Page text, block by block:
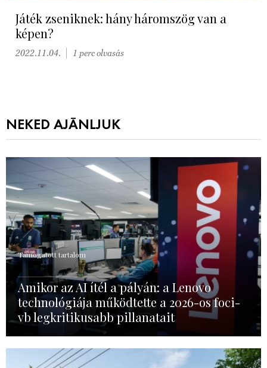
Játék zseniknek: hány háromszög van a
képen?
2022.11.04. 1 perc olvasás
NEKED AJÁNLJUK
Támogatott tartalom
Amikor az AI ítél a pályán: a Lenovo
technológiája működtette a 2026-os foci-
vb legkritikusabb pillanatait